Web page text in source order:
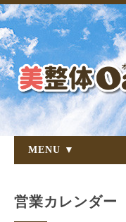
MENU ▼
営業カレンダー